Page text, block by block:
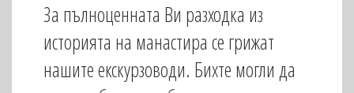
За пълноценната Ви разходка из
историята на манастира се грижат
нашите екскурзоводи. Бихте могли да